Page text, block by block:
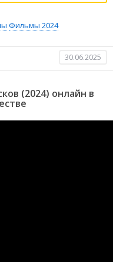
Фильмы 2024
30.06.2025
(2024) онлайн в